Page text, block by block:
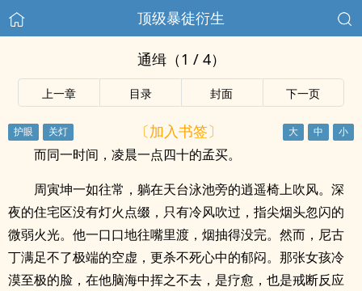
顶级暴徒衍生
通缉（1 / 4）
上一章 目录 封面 下一页
〔加入书签〕
而同一时间，凌晨一点四十的孟买。
周寅坤一如往常，躺在天台泳池旁的逍遥椅上吹风。深
夜的住宅区没有灯火点缀，只有冷风吹过，指尖烟头忽闪的
微弱火光。他一口口地往嘴里渡，烟抽得没完。然而，尼古
丁满足不了极端的空虚，更杀不死心中的郁闷。那张女孩冷
漠至极的脸，在他脑海中挥之不去，是疗愈，也是戒断反应